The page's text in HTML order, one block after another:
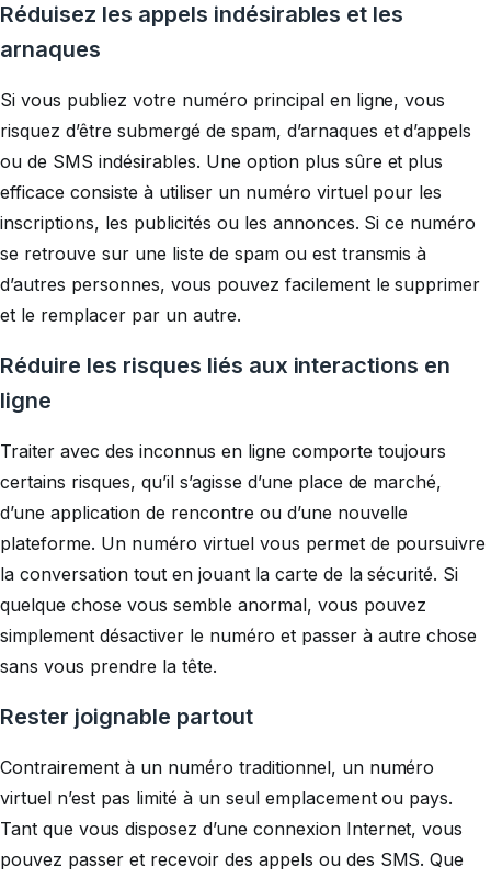
Réduisez les appels indésirables et les
arnaques
Si vous publiez votre numéro principal en ligne, vous
risquez d’être submergé de spam, d’arnaques et d’appels
ou de SMS indésirables. Une option plus sûre et plus
efficace consiste à utiliser un numéro virtuel pour les
inscriptions, les publicités ou les annonces. Si ce numéro
se retrouve sur une liste de spam ou est transmis à
d’autres personnes, vous pouvez facilement le supprimer
et le remplacer par un autre.
Réduire les risques liés aux interactions en
ligne
Traiter avec des inconnus en ligne comporte toujours
certains risques, qu’il s’agisse d’une place de marché,
d’une application de rencontre ou d’une nouvelle
plateforme. Un numéro virtuel vous permet de poursuivre
la conversation tout en jouant la carte de la sécurité. Si
quelque chose vous semble anormal, vous pouvez
simplement désactiver le numéro et passer à autre chose
sans vous prendre la tête.
Rester joignable partout
Contrairement à un numéro traditionnel, un numéro
virtuel n’est pas limité à un seul emplacement ou pays.
Tant que vous disposez d’une connexion Internet, vous
pouvez passer et recevoir des appels ou des SMS. Que